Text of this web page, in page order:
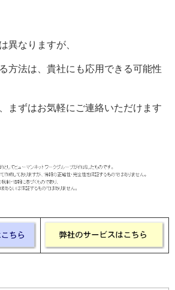
異なりますが、
方法は、貴社にも応用できる可能性
まずはお気軽にご連絡いただけます